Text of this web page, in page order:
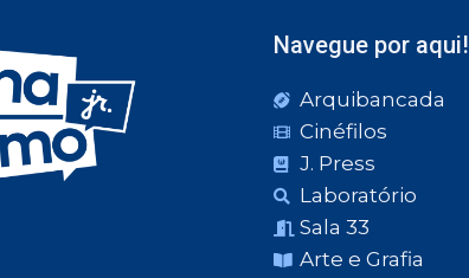
Navegue por aqui!
Arquibancada
Cinéfilos
J. Press
Laboratório
Sala 33
Arte e Grafia